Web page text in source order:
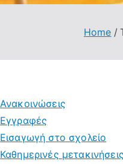
Home
Ανακοινώσεις
Εγγραφές
Εισαγωγή στο σχολείο
Καθημερινές μετακινήσεις